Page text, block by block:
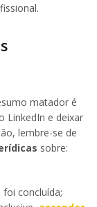
matador é
LinkedIn e deixar
lembre-se de
sobre:
concluída;